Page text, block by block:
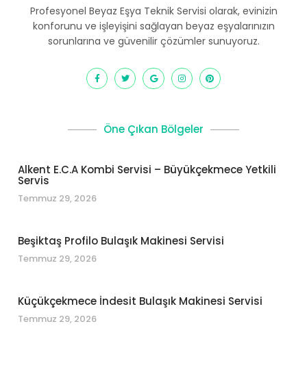
Profesyonel Beyaz Eşya Teknik Servisi olarak, evinizin
konforunu ve işleyişini sağlayan beyaz eşyalarınızın
sorunlarına ve güvenilir çözümler sunuyoruz.
Öne Çıkan Bölgeler
Alkent E.C.A Kombi Servisi – Büyükçekmece Yetkili
Servis
Temmuz 29, 2026
Beşiktaş Profilo Bulaşık Makinesi Servisi
Temmuz 29, 2026
Küçükçekmece İndesit Bulaşık Makinesi Servisi
Temmuz 29, 2026